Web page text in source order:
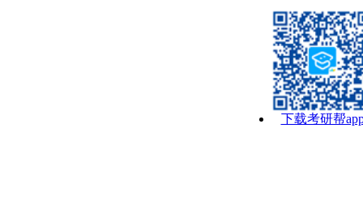
下载考研帮